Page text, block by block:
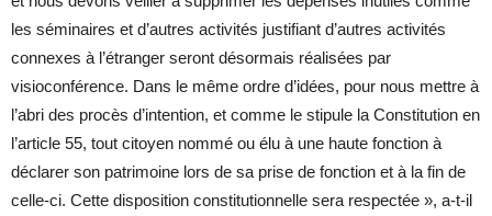
les séminaires et d’autres activités justifiant d’autres activités
connexes à l’étranger seront désormais réalisées par
visioconférence. Dans le même ordre d’idées, pour nous mettre à
l’abri des procès d’intention, et comme le stipule la Constitution en
l’article 55, tout citoyen nommé ou élu à une haute fonction à
déclarer son patrimoine lors de sa prise de fonction et à la fin de
celle-ci. Cette disposition constitutionnelle sera respectée », a-t-il